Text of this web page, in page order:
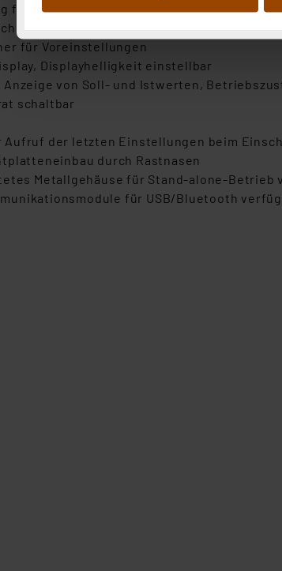
Abs.1a DSG-VO) zu. Eine detaillierte
ganz oder teilweise zustimmen. Ihre erteilte
anpassen oder widerrufen. Die
Auswertung und Analyse bis zum Zeitpunkt
dazu führen, dass die Einstellungen nicht
„Einige Drittanbieter verarbeiten
dieser Drittanbieter umfasst daher ggf. auch
Nähere Infos zu diesen Drittanbietern und
Für die USA besteht kein
für Strom- und Spannungseinstellung: 1 mA
für Abschaltwerte (Grenzwerte)
für Voreinstellungen
Displayhelligkeit einstellbar
von Soll- und Istwerten,
schaltbar
Aufruf der letzten Einstellungen beim
durch Rastnasen
Metallgehäuse für Stand-alone-Betrieb
für USB/Bluetooth